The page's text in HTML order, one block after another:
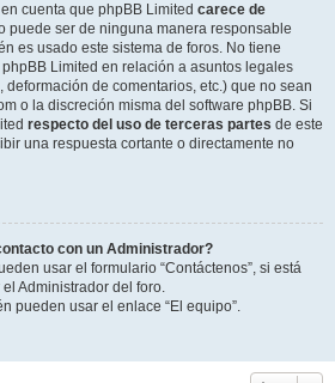
cuenta que phpBB Limited carece de
puede ser de ninguna manera responsable
es usado este sistema de foros. No tiene
Limited en relación a asuntos legales
de comentarios, etc.) que no sean
o la discreción misma del software phpBB. Si
respecto del uso de terceras partes de este
una respuesta cortante o directamente no
con un Administrador?
usar el formulario “Contáctenos”, si está
Administrador del foro.
pueden usar el enlace “El equipo”.